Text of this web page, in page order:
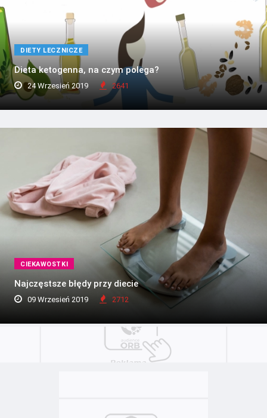
DIETY LECZNICZE
Dieta ketogenna, na czym polega?
24 Wrzesień 2019 2641
CIEKAWOSTKI
Najczęstsze błędy przy diecie
09 Wrzesień 2019 2712